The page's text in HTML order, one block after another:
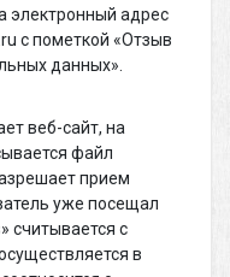
электронный адрес
с пометкой «Отзыв
данных».
веб-сайт, на
файл
прием
уже посещал
считывается с
в